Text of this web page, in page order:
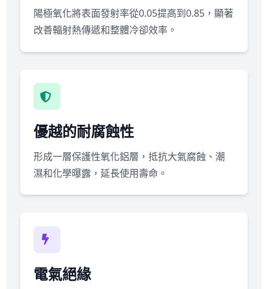
陽極氧化將表面發射率從0.05提高到0.85，顯著
改善輻射熱傳遞和整體冷卻效率。
優越的耐腐蝕性
形成一層保護性氧化鋁層，抵抗大氣腐蝕、潮
濕和化學曝露，延長使用壽命。
電氣絕緣